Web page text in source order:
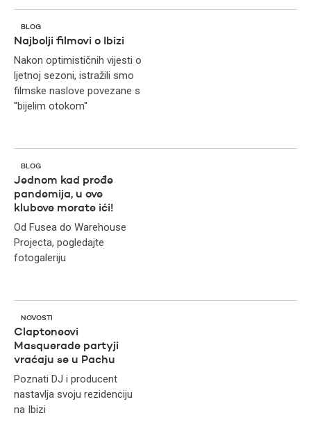
BLOG
Najbolji filmovi o Ibizi
Nakon optimističnih vijesti o
ljetnoj sezoni, istražili smo
filmske naslove povezane s
''bijelim otokom''
BLOG
Jednom kad prođe
pandemija, u ove
klubove morate ići!
Od Fusea do Warehouse
Projecta, pogledajte
fotogaleriju
NOVOSTI
Claptoneovi
Masquerade partyji
vraćaju se u Pachu
Poznati DJ i producent
nastavlja svoju rezidenciju
na Ibizi